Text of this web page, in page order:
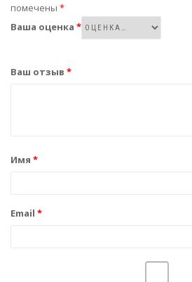
помечены *
Ваша оценка *
Ваш отзыв *
Имя *
Email *